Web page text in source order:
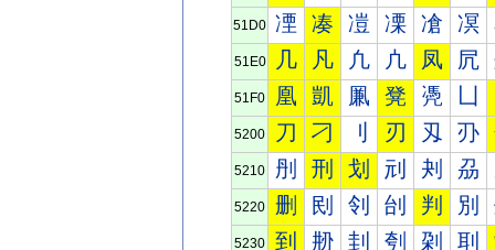
51D0 凐 凑 凒 凓 凔 凕
51E0 几 凡 凢 凣 凤 凥
51F0 凰 凱 凲 凳 凴
5200 刀 刁 刂 刃 刄 刅
5210 刐 刑 划 刓 刔 刕
5220 删 刡 刢 刣 判 別
5230 到 刱 刲 刳 刴 刵